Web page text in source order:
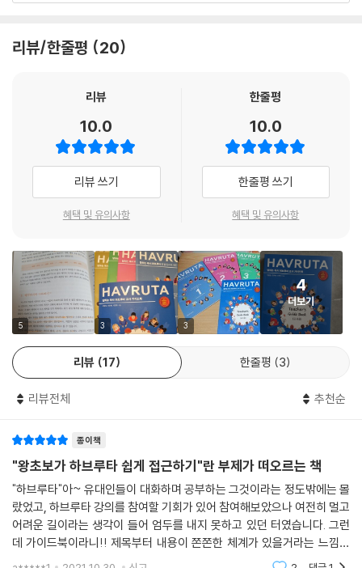
며, 연합을 공고히 한다’라는 ‘하브루타의 철학’을 담고 있습니다. 하브루타
명한 단계별 학습의 주안점과 제3장에 수록된 풍부한 질문과 해석의 사례
를 참고하여 더욱 풍성한 수업을 설계할 수 있습니다.
리뷰/한줄평 20
리뷰
10.0
리뷰 쓰기
혜택 및 유의사항
한줄평
10.0
한줄평 쓰기
혜택 및 유의사항
5 3 3
4
더보기
리뷰 17 한줄평 3
리뷰전체 추천순
종이책
"왕초보가 하브루타 쉽게 접근하기"란 부제가 떠오르는 책
"하브루타"아~ 유대인들이 대화하며 공부하는 그것이라는 정도밖에는 몰
랐었고, 하브루타 강의를 참여할 기회가 있어 참여해보았으나 여전히 멀고
어려운 길이라는 생각이 들어 엄두를 내지 못하고 있던 터였습니다. 그런
데 가이드북이라니!! 제목부터 내용이 쫀쫀한 체계가 있을거라는 느낌이